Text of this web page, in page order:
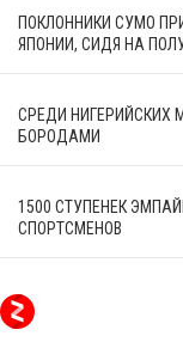
ПОКЛОННИКИ СУМО
ЯПОНИИ, СИДЯ НА
СРЕДИ НИГЕРИЙСКИХ
БОРОДАМИ
1500 СТУПЕНЕК
СПОРТСМЕНОВ